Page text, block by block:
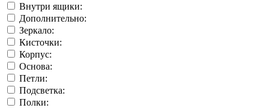
Внутри ящики:
Дополнительно:
Зеркало:
Кисточки:
Корпус:
Основа:
Петли:
Подсветка:
Полки: